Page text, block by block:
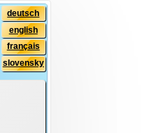
deutsch
english
français
slovensky